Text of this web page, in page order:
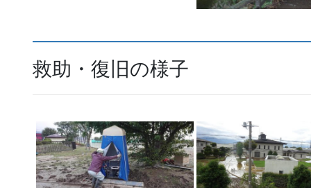
救助・復旧の様子